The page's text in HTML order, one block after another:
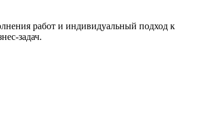
работ и индивидуальный подход к
задач.